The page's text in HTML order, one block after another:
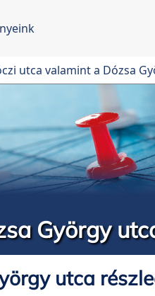
utca valamint a Dózsa
György
utca